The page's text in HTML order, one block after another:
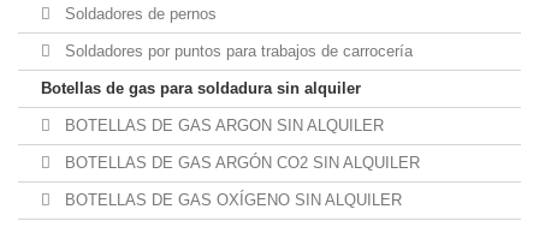
Soldadores de pernos
Soldadores por puntos para trabajos de carrocería
Botellas de gas para soldadura sin alquiler
BOTELLAS DE GAS ARGON SIN ALQUILER
BOTELLAS DE GAS ARGÓN CO2 SIN ALQUILER
BOTELLAS DE GAS OXÍGENO SIN ALQUILER